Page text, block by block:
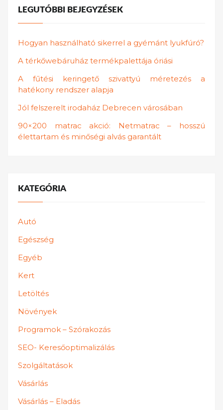
LEGUTÓBBI BEJEGYZÉSEK
Hogyan használható sikerrel a gyémánt lyukfúró?
A térkőwebáruház termékpalettája óriási
A fűtési keringető szivattyú méretezés a
hatékony rendszer alapja
Jól felszerelt irodaház Debrecen városában
90×200 matrac akció: Netmatrac – hosszú
élettartam és minőségi alvás garantált
KATEGÓRIA
Autó
Egészség
Egyéb
Kert
Letöltés
Növények
Programok – Szórakozás
SEO- Keresőoptimalizálás
Szolgáltatások
Vásárlás
Vásárlás – Eladás